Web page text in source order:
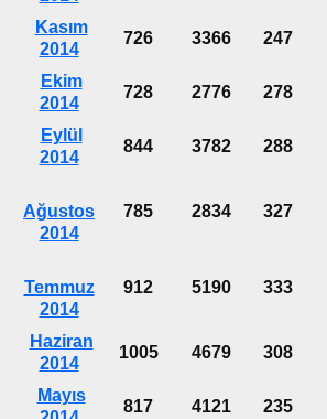
Kasım
2014
726 3366 247
Ekim
2014
728 2776 278
Eylül
2014
844 3782 288
Ağustos
2014
785 2834 327
Temmuz
2014
912 5190 333
Haziran
2014
1005 4679 308
Mayıs
817 4121 235